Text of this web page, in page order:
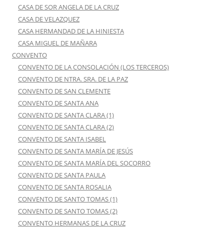
CASA DE SOR ANGELA DE LA CRUZ
CASA DE VELAZQUEZ
CASA HERMANDAD DE LA HINIESTA
CASA MIGUEL DE MAÑARA
CONVENTO
CONVENTO DE LA CONSOLACIÓN (LOS TERCEROS)
CONVENTO DE NTRA. SRA. DE LA PAZ
CONVENTO DE SAN CLEMENTE
CONVENTO DE SANTA ANA
CONVENTO DE SANTA CLARA (1)
CONVENTO DE SANTA CLARA (2)
CONVENTO DE SANTA ISABEL
CONVENTO DE SANTA MARÍA DE JESÚS
CONVENTO DE SANTA MARÍA DEL SOCORRO
CONVENTO DE SANTA PAULA
CONVENTO DE SANTA ROSALIA
CONVENTO DE SANTO TOMAS (1)
CONVENTO DE SANTO TOMAS (2)
CONVENTO HERMANAS DE LA CRUZ